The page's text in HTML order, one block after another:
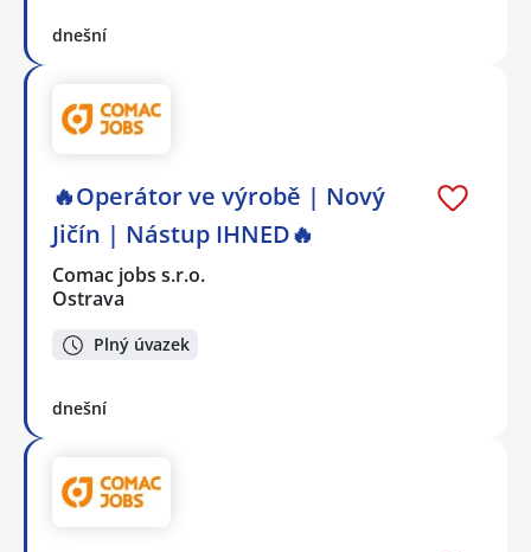
dnešní
🔥Operátor ve výrobě | Nový
Jičín | Nástup IHNED🔥
Comac jobs s.r.o.
Ostrava
Plný úvazek
dnešní